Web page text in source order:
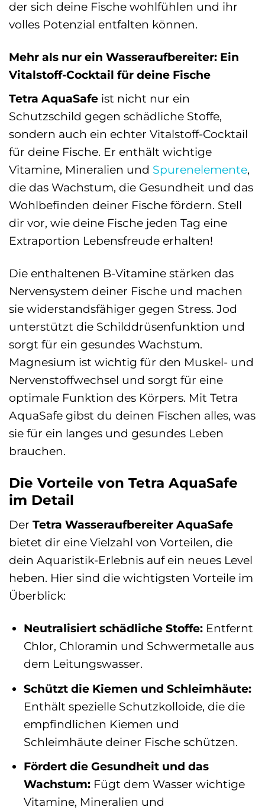
der sich deine Fische wohlfühlen und ihr
volles Potenzial entfalten können.
Mehr als nur ein Wasseraufbereiter: Ein
Vitalstoff-Cocktail für deine Fische
Tetra AquaSafe ist nicht nur ein
Schutzschild gegen schädliche Stoffe,
sondern auch ein echter Vitalstoff-Cocktail
für deine Fische. Er enthält wichtige
Vitamine, Mineralien und Spurenelemente,
die das Wachstum, die Gesundheit und das
Wohlbefinden deiner Fische fördern. Stell
dir vor, wie deine Fische jeden Tag eine
Extraportion Lebensfreude erhalten!
Die enthaltenen B-Vitamine stärken das
Nervensystem deiner Fische und machen
sie widerstandsfähiger gegen Stress. Jod
unterstützt die Schilddrüsenfunktion und
sorgt für ein gesundes Wachstum.
Magnesium ist wichtig für den Muskel- und
Nervenstoffwechsel und sorgt für eine
optimale Funktion des Körpers. Mit Tetra
AquaSafe gibst du deinen Fischen alles, was
sie für ein langes und gesundes Leben
brauchen.
Die Vorteile von Tetra AquaSafe
im Detail
Der Tetra Wasseraufbereiter AquaSafe
bietet dir eine Vielzahl von Vorteilen, die
dein Aquaristik-Erlebnis auf ein neues Level
heben. Hier sind die wichtigsten Vorteile im
Überblick:
Neutralisiert schädliche Stoffe:Entfernt
Chlor, Chloramin und Schwermetalle aus
dem Leitungswasser.
Schützt die Kiemen und Schleimhäute:
Enthält spezielle Schutzkolloide, die die
empfindlichen Kiemen und
Schleimhäute deiner Fische schützen.
Fördert die Gesundheit und das
Wachstum:Fügt dem Wasser wichtige
Vitamine, Mineralien und